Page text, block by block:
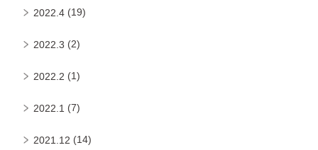
2022.4 (19)
2022.3 (2)
2022.2 (1)
2022.1 (7)
2021.12 (14)